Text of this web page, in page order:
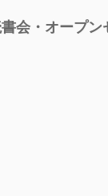
会・オープン